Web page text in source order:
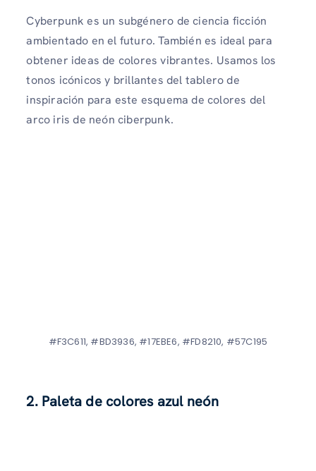
Cyberpunk es un subgénero de ciencia ficción
ambientado en el futuro. También es ideal para
obtener ideas de colores vibrantes. Usamos los
tonos icónicos y brillantes del tablero de
inspiración para este esquema de colores del
arco iris de neón ciberpunk.
#F3C611, #BD3936, #17EBE6, #FD8210, #57C195
2. Paleta de colores azul neón